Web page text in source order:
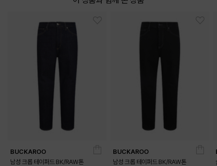
BUCKAROO
남성 크롭 테이퍼드 BK/RAW톤
BUCKAROO
남성 크롭 테이퍼드 BK/RAW톤